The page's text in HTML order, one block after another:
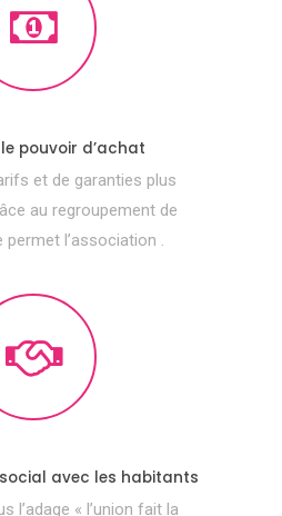
pouvoir d’achat
et de garanties plus
au regroupement de
permet l’association .
avec les habitants
l’adage « l’union fait la